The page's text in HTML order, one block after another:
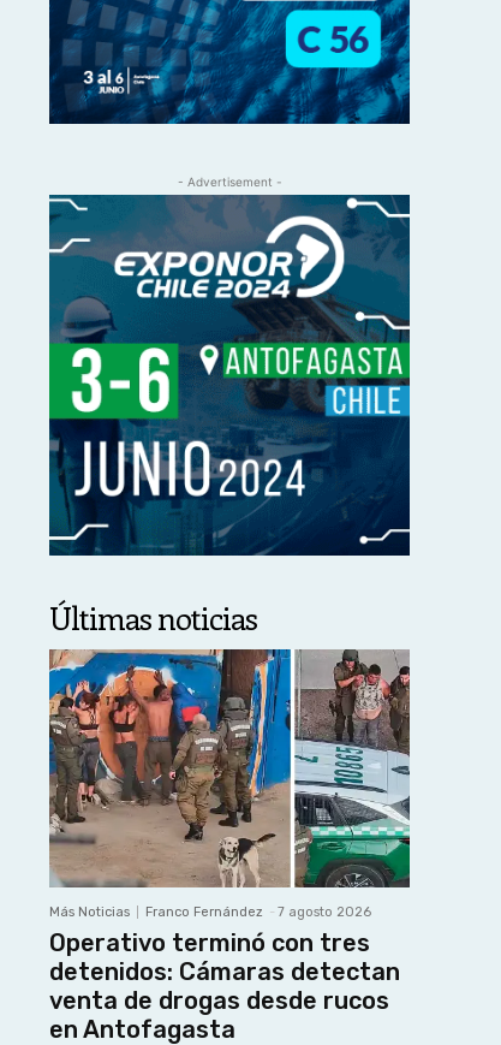
- Advertisement -
Últimas noticias
Más Noticias Franco Fernández - 7 agosto 2026
Operativo terminó con tres
detenidos: Cámaras detectan
venta de drogas desde rucos
en Antofagasta